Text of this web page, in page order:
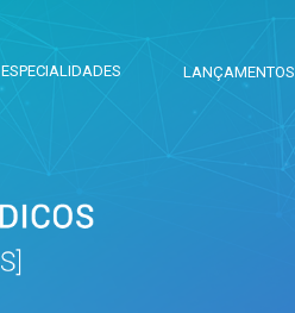
ESPECIALIDADES LANÇAMENTOS